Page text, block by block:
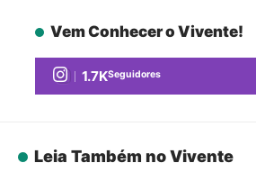
Vem Conhecer o Vivente!
1.7KSeguidores
Leia Também no Vivente